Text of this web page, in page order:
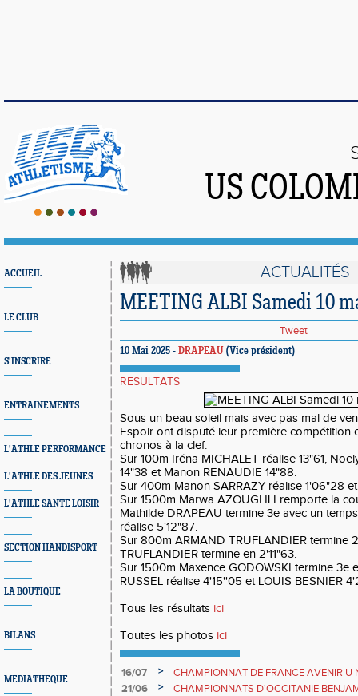
US
ACCUEIL
LE CLUB
S'INSCRIRE
ENTRAINEMENTS
L'ATHLE PERFORMANCE
L'ATHLE DES JEUNES
L'ATHLE SANTE LOISIR
SECTION HANDISPORT
LA BOUTIQUE
BILANS
MEDIATHEQUE
ACTUALITÉS
MEETING ALBI Samedi 10
Tweet
10 Mai 2025 - DRAPEAU (Vice président)
RESULTATS
Sous un beau soleil mais avec pas mal de
Espoir ont disputé leur première compétition
chronos à la clef.
Sur 100m Iréna MICHALET réalise 13"61,
14"38 et Manon RENAUDIE 14"88.
Sur 400m Manon SARRAZY réalise 1'06"28
Sur 1500m Marwa AZOUGHLI remporte la
Mathilde DRAPEAU termine 3e avec un
réalise 5'12"87.
Sur 800m ARMAND TRUFLANDIER termine
TRUFLANDIER termine en 2'11"63.
Sur 1500m Maxence GODOWSKI termine 3e
RUSSEL réalise 4'15''05 et LOUIS BESNIER
Tous les résultats ici
Toutes les photos ici
16/07 >
CHAMPIONNAT DE FRANCE AVENIR U
21/06
>
CHAMPIONNATS D'OCCITANIE